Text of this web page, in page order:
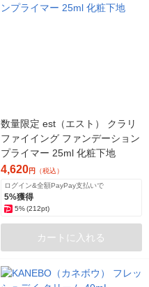
数量限定 est（エスト） クラリ
ファイイング ファンデーション
プライマー 25ml 化粧下地
4,620円 （税込）
ログイン&全額PayPay支払いで
5%獲得
5% (212pt)
カートに入れる